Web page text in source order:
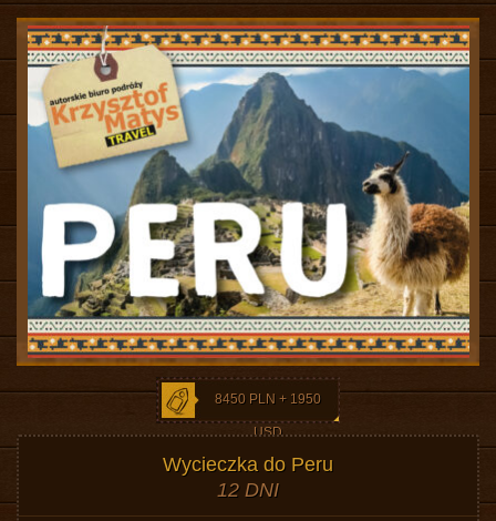
8450 PLN + 1950
USD
Wycieczka do Peru
12 DNI